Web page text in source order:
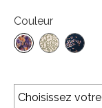
Couleur